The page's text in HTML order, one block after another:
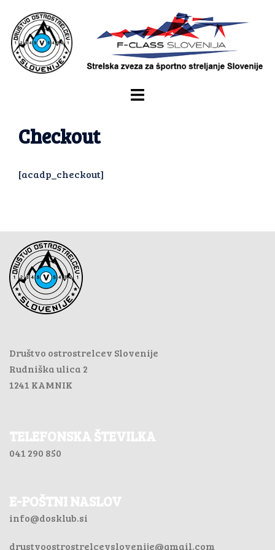
Checkout
[acadp_checkout]
Društvo ostrostrelcev Slovenije
Rudniška ulica 2
1241 KAMNIK
TELEFONSKA ŠTEVILKA
041 290 850
E-POŠTNI NASLOV
info@dosklub.si
drustvoostrostrelcevslovenije@gmail.com